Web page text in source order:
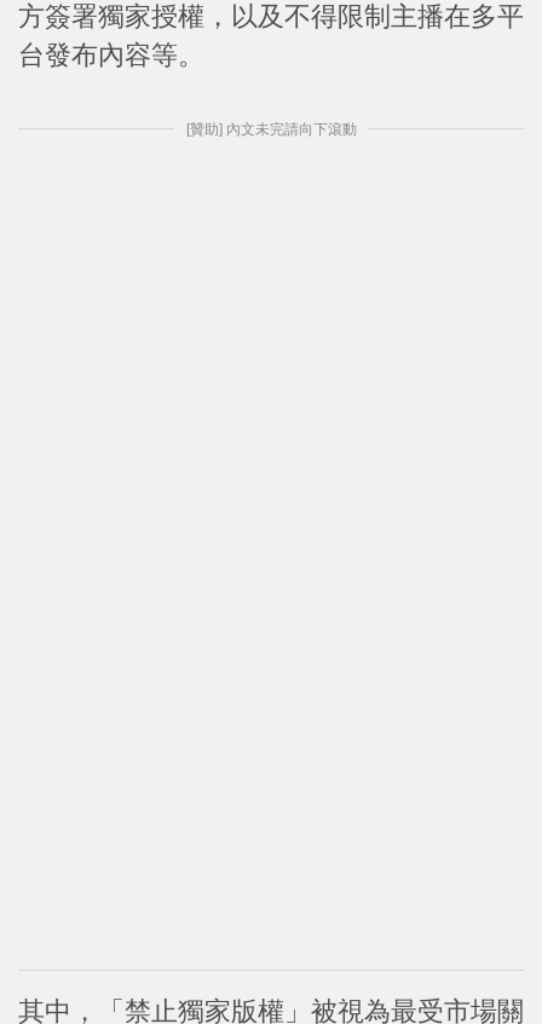
方簽署獨家授權，以及不得限制主播在多平
台發布內容等。
[贊助] 內文未完請向下滾動
其中，「禁止獨家版權」被視為最受市場關